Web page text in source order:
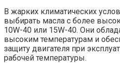
В жарких климатических
выбирать масла с более
10W-40 или 15W-40. Они
высоким температурам и
защиту двигателя при
рабочей температуры.